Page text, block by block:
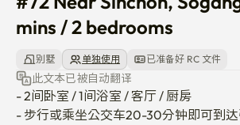
mins / 2 bedrooms
别墅 单独使用 已准备好 RC 文件
此文本已被自动翻译
- 2间卧室 / 1间浴室 / 客厅 / 厨房
- 步行或乘坐公交车20-30分钟即可到